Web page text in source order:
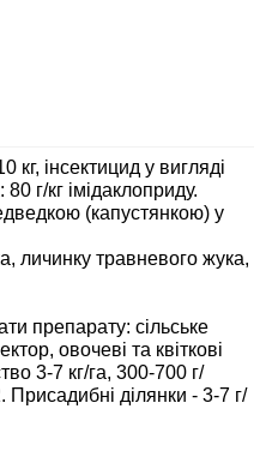
кг, інсектицид у вигляді
г/кг імідаклоприду.
(капустянкою) у
личинку травневого жука,
препарату: сільське
овочеві та квіткові
3-7 кг/га, 300-700 г/
Присадибні ділянки - 3-7 г/
прусаков,
муравьев
москитов,